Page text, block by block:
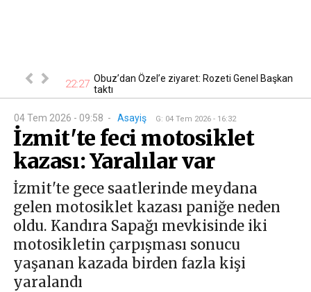
ucuzu 115 22:27 Obuz’dan Özel’e ziyaret: Rozeti Genel Başkan
taktı
04 Tem 2026 - 09:58 - Asayiş G: 04 Tem 2026 - 16:32
İzmit'te feci motosiklet
kazası: Yaralılar var
İzmit'te gece saatlerinde meydana
gelen motosiklet kazası paniğe neden
oldu. Kandıra Sapağı mevkisinde iki
motosikletin çarpışması sonucu
yaşanan kazada birden fazla kişi
yaralandı